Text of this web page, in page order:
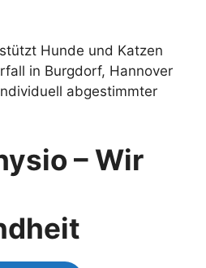
Hunde und Katzen
in Burgdorf, Hannover
abgestimmter
– Wir